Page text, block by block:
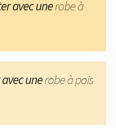
avec unerobe à
unerobe à pois